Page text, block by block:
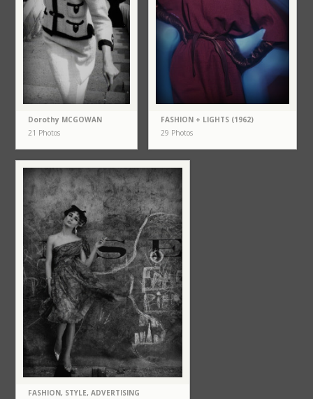
Dorothy MCGOWAN
21 Photos
FASHION + LIGHTS (1962)
29 Photos
FASHION, STYLE, ADVERTISING